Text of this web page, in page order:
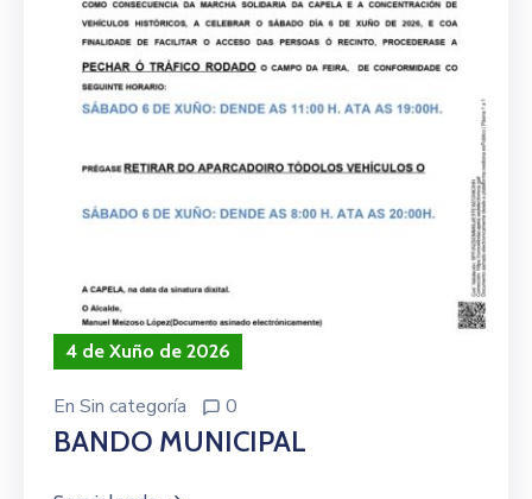
4 de Xuño de 2026
En Sin categoría 0
BANDO MUNICIPAL